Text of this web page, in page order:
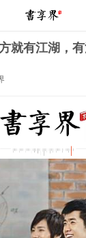
就有江湖，